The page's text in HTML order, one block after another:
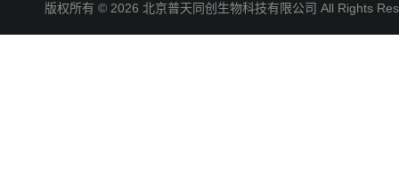
版权所有 © 2026 北京普天同创生物科技有限公司 All Rights